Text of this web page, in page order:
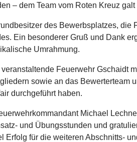
– dem Team vom Roten Kreuz
des Bewerbsplatzes, die
Ein besonderer Gruß und Dank
Umrahmung.
Feuerwehr Gschaidt
sowie an das Bewerterteam
durchgeführt haben.
Michael
und Übungsstunden und
Erfolg für die weiteren Abschnitts-